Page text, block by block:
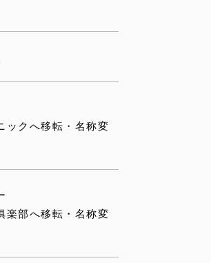
ックへ移転・名称変
楽部へ移転・名称変